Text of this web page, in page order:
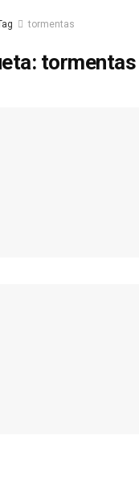
tormentas
tormentas